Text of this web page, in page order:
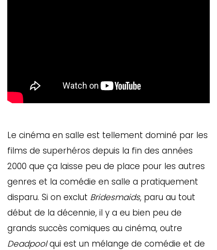
Le cinéma en salle est tellement dominé par les
films de superhéros depuis la fin des années
2000 que ça laisse peu de place pour les autres
genres et la comédie en salle a pratiquement
disparu. Si on exclut Bridesmaids, paru au tout
début de la décennie, il y a eu bien peu de
grands succès comiques au cinéma, outre
Deadpoolqui est un mélange de comédie et de